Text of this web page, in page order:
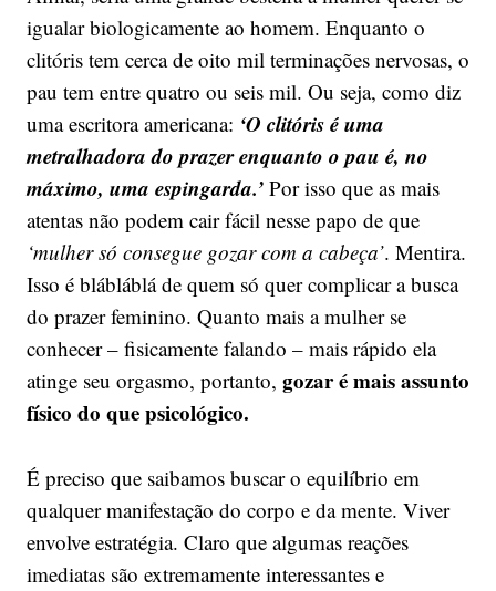
igualar biologicamente ao homem. Enquanto o
clitóris tem cerca de oito mil terminações nervosas, o
pau tem entre quatro ou seis mil. Ou seja, como diz
uma escritora americana: ‘O clitóris é uma
metralhadora do prazer enquanto o pau é, no
máximo, uma espingarda.’ Por isso que as mais
atentas não podem cair fácil nesse papo de que
‘mulher só consegue gozar com a cabeça’. Mentira.
Isso é blábláblá de quem só quer complicar a busca
do prazer feminino. Quanto mais a mulher se
conhecer – fisicamente falando – mais rápido ela
atinge seu orgasmo, portanto, gozar é mais assunto
físico do que psicológico.
É preciso que saibamos buscar o equilíbrio em
qualquer manifestação do corpo e da mente. Viver
envolve estratégia. Claro que algumas reações
imediatas são extremamente interessantes e